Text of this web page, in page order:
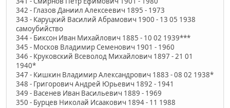
342 - Глазов Даниил Алексеевич 1895 - 1973
343 - Каруцкий Василий Абрамович 1900 - 13 05 1938
самоубийство
344 - Биксон Иван Михайлович 1885 - 10 02 1939***
345 - Москов Владимир Семенович 1901 - 1960
346 - Круковский Всеволод Михайлович 1897 - 21 01
1940*
347 - Кишкин Владимир Александрович 1883 - 08 02 1938*
348 - Григорович Андрей Юрьевич 1892 - 1941
349 - Васенев Иван Васильевич 1889 - 1969
350 - Бурцев Николай Исаакович 1894 - 11 1988